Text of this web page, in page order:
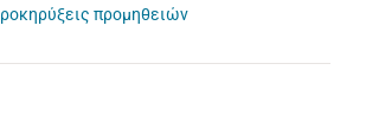
προμηθειών